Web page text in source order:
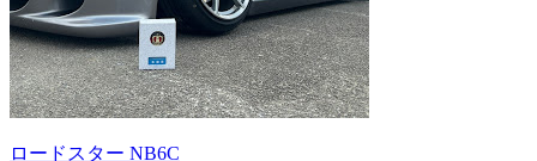
ロードスター NB6C